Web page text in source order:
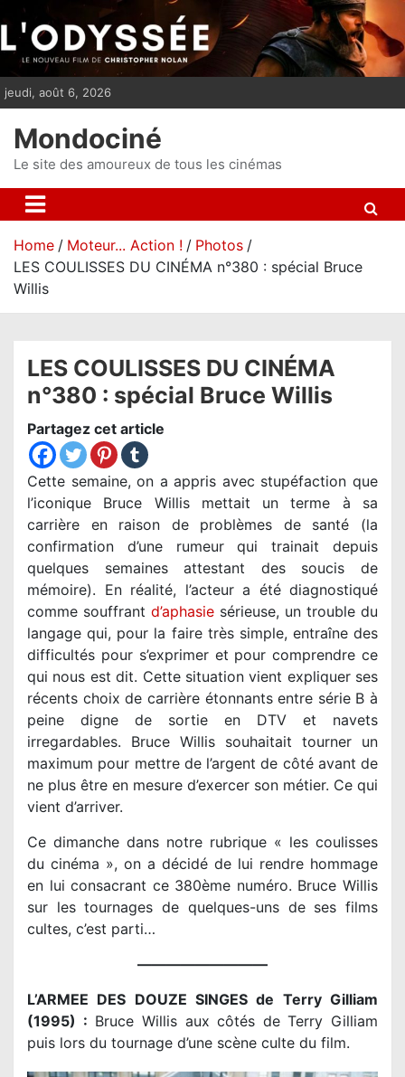
i
p
t
n
jeudi, août 6, 2026
Mondociné
Le site des amoureux de tous les cinémas
Home Moteur... Action !
Photos
LES COULISSES DU CINÉMA n°380 : spécial Bruce
Willis
LES COULISSES DU CINÉMA
n°380 : spécial Bruce Willis
Partagez cet article
Cette semaine, on a appris avec stupéfaction que
l’iconique Bruce Willis mettait un terme à sa
carrière en raison de problèmes de santé (la
confirmation d’une rumeur qui trainait depuis
quelques semaines attestant des soucis de
mémoire). En réalité, l’acteur a été diagnostiqué
comme souffrant d’aphasie sérieuse, un trouble du
langage qui, pour la faire très simple, entraîne des
difficultés pour s’exprimer et pour comprendre ce
qui nous est dit. Cette situation vient expliquer ses
récents choix de carrière étonnants entre série B à
peine digne de sortie en DTV et navets
irregardables. Bruce Willis souhaitait tourner un
maximum pour mettre de l’argent de côté avant de
ne plus être en mesure d’exercer son métier. Ce qui
vient d’arriver.
Ce dimanche dans notre rubrique « les coulisses
du cinéma », on a décidé de lui rendre hommage
en lui consacrant ce 380ème numéro. Bruce Willis
sur les tournages de quelques-uns de ses films
cultes, c’est parti…
—————————
L’ARMEE DES DOUZE SINGES de Terry Gilliam
(1995) : Bruce Willis aux côtés de Terry Gilliam
puis lors du tournage d’une scène culte du film.